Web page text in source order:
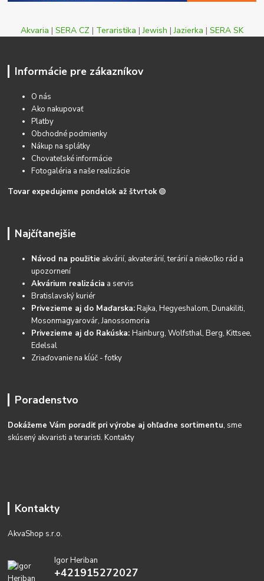
Akvaria | SERA CZ | Teraristika |Jewish |Jazierka | SERA SK
Informácie pre zákazníkov
O nás
Ako nakupovať
Platby
Obchodné podmienky
Nákup na splátky
Chovateľské informácie
Fotogaléria a naše realizácie
Tovar expedujeme pondelok až štvrtok 🟢
Najčítanejšie
Návod na použitie akvárií, akvaterárií, terárií a niekoľko rád a
upozornení
Akvárium realizácia a servis
Bratislavský kuriér
Privezieme aj do Maďarska:Rajka, Hegyeshalom, Dunakiliti,
Mosonmagyarovár, Janossomoria
Privezieme aj do Rakúska:Hainburg, Wolfsthal, Berg, Kittsee,
Edelsal
Zriaďovanie na kĺúč - fotky
Poradenstvo
Dokážeme Vám poradiť pri výrobe aj ohľadne sortimentu, sme
skúsený akvaristi a teraristi.Kontakty
Kontakty
AkvaShop s.r.o.
Igor Heriban
+421915272027